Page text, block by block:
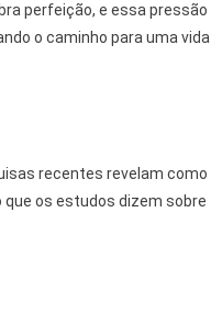
perfeição, e essa pressão
o caminho para uma vida
recentes revelam como
os estudos dizem sobre